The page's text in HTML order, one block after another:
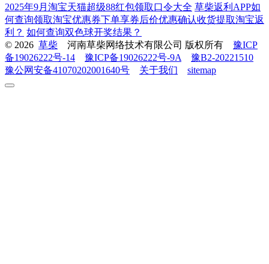
2025年9月淘宝天猫超级88红包领取口令大全 草柴返利APP如
何查询领取淘宝优惠券下单享券后价优惠确认收货提取淘宝返
利？ 如何查询双色球开奖结果？
© 2026 草柴 河南草柴网络技术有限公司 版权所有 豫ICP
备19026222号-14
豫ICP备19026222号-9A
豫B2-20221510
豫公网安备41070202001640号
关于我们 sitemap